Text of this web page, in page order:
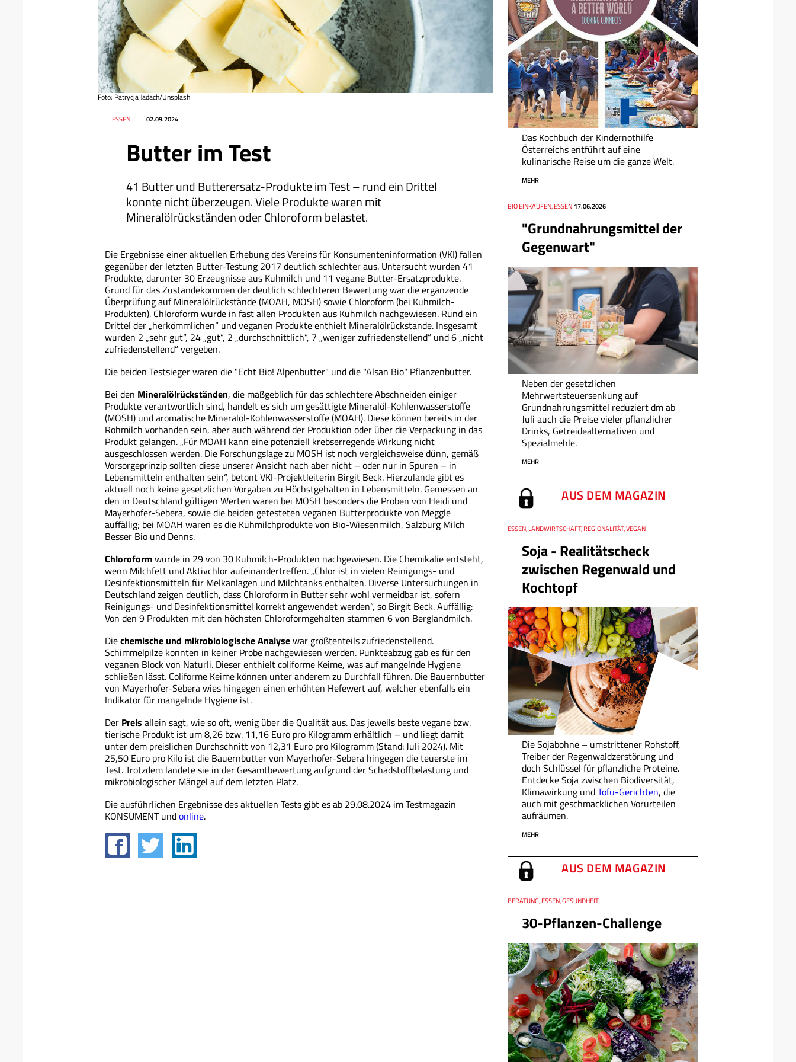
Butter im Test
41 Butter und Butterersatz-Produkte im Test – rund ein Drittel
konnte nicht überzeugen. Viele Produkte waren mit
Mineralölrückständen oder Chloroform belastet.
Datum 02.09.2024
RessortESSEN
Foto: Patrycja Jadach/Unsplash
Die Ergebnisse einer aktuellen Erhebung des Vereins für Konsumenteninformation (VKI) fallen
gegenüber der letzten Butter-Testung 2017 deutlich schlechter aus. Untersucht wurden 41
Produkte, darunter 30 Erzeugnisse aus Kuhmilch und 11 vegane Butter-Ersatzprodukte.
Grund für das Zustandekommen der deutlich schlechteren Bewertung war die ergänzende
Überprüfung auf Mineralölrückstände (MOAH, MOSH) sowie Chloroform (bei Kuhmilch-
Produkten). Chloroform wurde in fast allen Produkten aus Kuhmilch nachgewiesen. Rund ein
Drittel der „herkömmlichen“ und veganen Produkte enthielt Mineralölrückstande. Insgesamt
wurden 2 „sehr gut“, 24 „gut“, 2 „durchschnittlich“, 7 „weniger zufriedenstellend“ und 6 „nicht
zufriedenstellend“ vergeben.
Die beiden Testsieger waren die "Echt Bio! Alpenbutter" und die "Alsan Bio" Pflanzenbutter.
Bei den Mineralölrückständen, die maßgeblich für das schlechtere Abschneiden einiger
Produkte verantwortlich sind, handelt es sich um gesättigte Mineralöl-Kohlenwasserstoffe
(MOSH) und aromatische Mineralöl-Kohlenwasserstoffe (MOAH). Diese können bereits in der
Rohmilch vorhanden sein, aber auch während der Produktion oder über die Verpackung in das
Produkt gelangen. „Für MOAH kann eine potenziell krebserregende Wirkung nicht
ausgeschlossen werden. Die Forschungslage zu MOSH ist noch vergleichsweise dünn, gemäß
Vorsorgeprinzip sollten diese unserer Ansicht nach aber nicht – oder nur in Spuren – in
Lebensmitteln enthalten sein“, betont VKI-Projektleiterin Birgit Beck. Hierzulande gibt es
aktuell noch keine gesetzlichen Vorgaben zu Höchstgehalten in Lebensmitteln. Gemessen an
den in Deutschland gültigen Werten waren bei MOSH besonders die Proben von Heidi und
Mayerhofer-Sebera, sowie die beiden getesteten veganen Butterprodukte von Meggle
auffällig; bei MOAH waren es die Kuhmilchprodukte von Bio-Wiesenmilch, Salzburg Milch
Besser Bio und Denns.
Chloroformwurde in 29 von 30 Kuhmilch-Produkten nachgewiesen. Die Chemikalie entsteht,
wenn Milchfett und Aktivchlor aufeinandertreffen. „Chlor ist in vielen Reinigungs- und
Desinfektionsmitteln für Melkanlagen und Milchtanks enthalten. Diverse Untersuchungen in
Deutschland zeigen deutlich, dass Chloroform in Butter sehr wohl vermeidbar ist, sofern
Reinigungs- und Desinfektionsmittel korrekt angewendet werden“, so Birgit Beck. Auffällig:
Von den 9 Produkten mit den höchsten Chloroformgehalten stammen 6 von Berglandmilch.
Diechemische und mikrobiologische Analysewar größtenteils zufriedenstellend.
Schimmelpilze konnten in keiner Probe nachgewiesen werden. Punkteabzug gab es für den
veganen Block von Naturli. Dieser enthielt coliforme Keime, was auf mangelnde Hygiene
schließen lässt. Coliforme Keime können unter anderem zu Durchfall führen. Die Bauernbutter
von Mayerhofer-Sebera wies hingegen einen erhöhten Hefewert auf, welcher ebenfalls ein
Indikator für mangelnde Hygiene ist.
Der Preis allein sagt, wie so oft, wenig über die Qualität aus. Das jeweils beste vegane bzw.
tierische Produkt ist um 8,26 bzw. 11,16 Euro pro Kilogramm erhältlich – und liegt damit
unter dem preislichen Durchschnitt von 12,31 Euro pro Kilogramm (Stand: Juli 2024). Mit
25,50 Euro pro Kilo ist die Bauernbutter von Mayerhofer-Sebera hingegen die teuerste im
Test. Trotzdem landete sie in der Gesamtbewertung aufgrund der Schadstoffbelastung und
mikrobiologischer Mängel auf dem letzten Platz.
Die ausführlichen Ergebnisse des aktuellen Tests gibt es ab 29.08.2024 im Testmagazin
KONSUMENT undonline.
Das Kochbuch der Kindernothilfe
Österreichs entführt auf eine
kulinarische Reise um die ganze Welt.
MEHR
"Grundnahrungsmittel der
Gegenwart"
Thema
BIO EINKAUFEN, ESSEN
Datum 17.06.2026
Neben der gesetzlichen
Mehrwertsteuersenkung auf
Grundnahrungsmittel reduziert dm ab
Juli auch die Preise vieler pflanzlicher
Drinks, Getreidealternativen und
Spezialmehle.
MEHR
AUS DEM MAGAZIN
Soja - Realitätscheck
zwischen Regenwald und
Kochtopf
Thema
ESSEN, LANDWIRTSCHAFT, REGIONALITÄT, VEGAN
Die Sojabohne – umstrittener Rohstoff,
Treiber der Regenwaldzerstörung und
doch Schlüssel für pflanzliche Proteine.
Entdecke Soja zwischen Biodiversität,
Klimawirkung undTofu-Gerichten, die
auch mit geschmacklichen Vorurteilen
aufräumen.
MEHR
AUS DEM MAGAZIN
30-Pflanzen-Challenge
Thema
BERATUNG, ESSEN, GESUNDHEIT